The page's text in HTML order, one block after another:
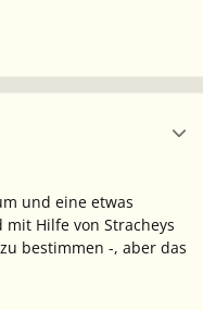
und eine etwas
Hilfe von Stracheys
bestimmen -, aber das